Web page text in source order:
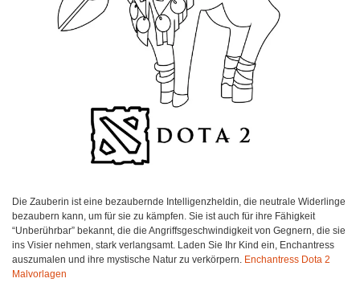
Die Zauberin ist eine bezaubernde Intelligenzheldin, die neutrale Widerlinge
bezaubern kann, um für sie zu kämpfen. Sie ist auch für ihre Fähigkeit
“Unberührbar” bekannt, die die Angriffsgeschwindigkeit von Gegnern, die sie
ins Visier nehmen, stark verlangsamt. Laden Sie Ihr Kind ein, Enchantress
auszumalen und ihre mystische Natur zu verkörpern. Enchantress Dota 2
Malvorlagen